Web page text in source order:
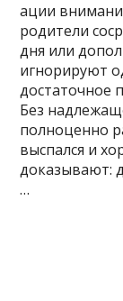
ации
родители
дня или
игнорируют
достаточное
Без
полноценно
выспался и
доказывают:
…